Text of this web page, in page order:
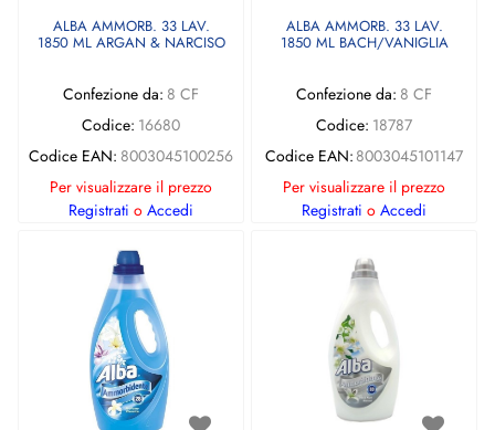
ALBA AMMORB. 33 LAV.
1850 ML ARGAN & NARCISO
Confezione da: 8 CF
Codice: 16680
Codice EAN: 8003045100256
Per visualizzare il prezzo
Registrati o Accedi
ALBA AMMORB. 33 LAV.
1850 ML BACH/VANIGLIA
Confezione da: 8 CF
Codice: 18787
Codice EAN: 8003045101147
Per visualizzare il prezzo
Registrati o Accedi